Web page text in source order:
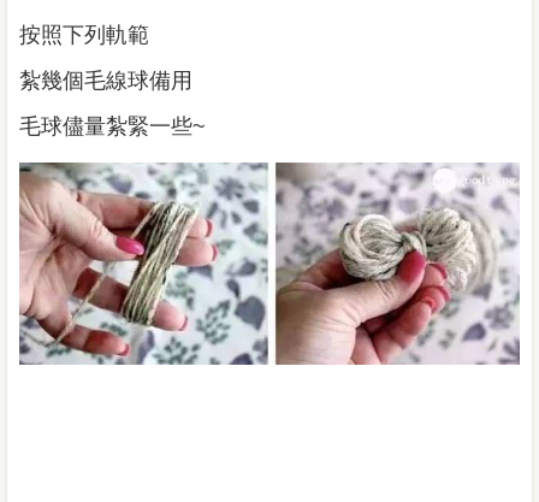
按照下列軌範
紮幾個毛線球備用
毛球儘量紮緊一些~